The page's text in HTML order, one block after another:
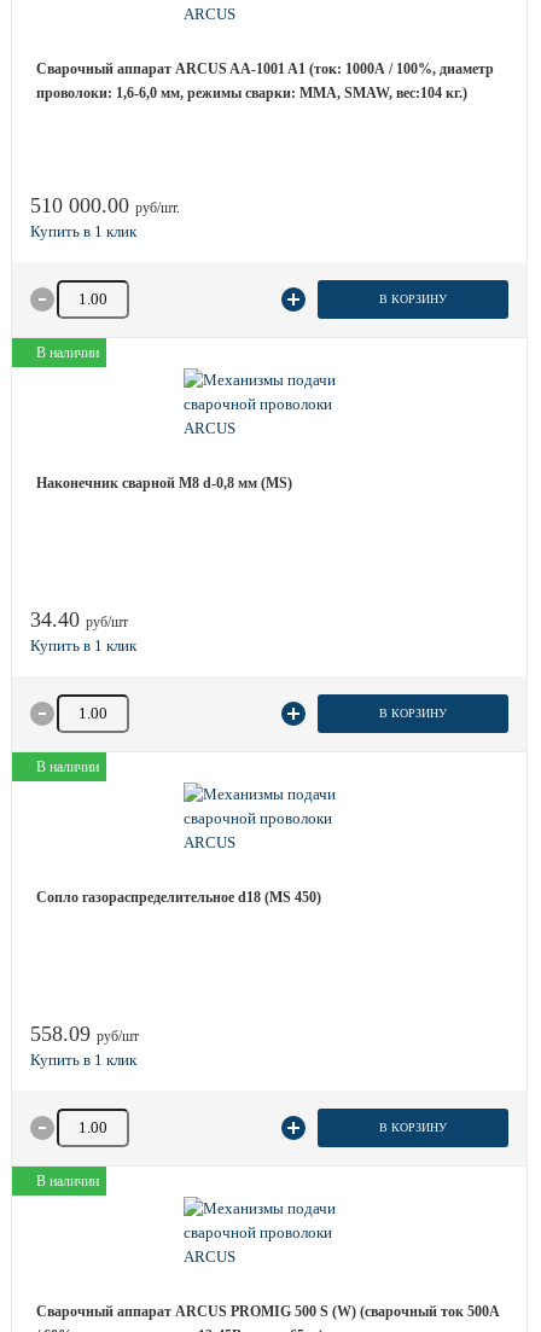
Сварочный аппарат ARCUS AA-1001 A1 (ток: 1000А / 100%, диаметр
проволоки: 1,6-6,0 мм, режимы сварки: ММА, SMAW, вес:104 кг.)
510 000.00 руб/шт.
Количество товара В КОРЗИНУ
В наличии
Наконечник сварной М8 d-0,8 мм (MS)
34.40 руб/шт
Количество товара В КОРЗИНУ
В наличии
Сопло газораспределительное d18 (MS 450)
558.09 руб/шт
Количество товара В КОРЗИНУ
В наличии
Сварочный аппарат ARCUS PROMIG 500 S (W) (сварочный ток 500A